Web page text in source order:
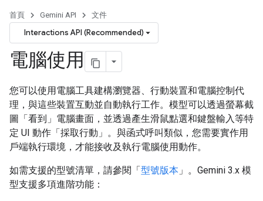
首頁 Gemini API 文件
Interactions API (Recommended)
電腦使用
您可以使用電腦工具建構瀏覽器、行動裝置和電腦控制代
理，與這些裝置互動並自動執行工作。模型可以透過螢幕截
圖「看到」電腦畫面，並透過產生滑鼠點選和鍵盤輸入等特
定 UI 動作「採取行動」。與函式呼叫類似，您需要實作用
戶端執行環境，才能接收及執行電腦使用動作。
如需支援的型號清單，請參閱「型號版本 」。Gemini 3.x 模
型支援多項進階功能：